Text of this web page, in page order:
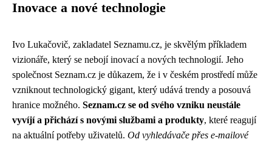
Inovace a nové technologie
Ivo Lukačovič, zakladatel Seznamu.cz, je skvělým příkladem
vizionáře, který se nebojí inovací a nových technologií. Jeho
společnost Seznam.cz je důkazem, že i v českém prostředí může
vzniknout technologický gigant, který udává trendy a posouvá
hranice možného. Seznam.cz se od svého vzniku neustále
vyvíjí a přichází s novými službami a produkty, které reagují
na aktuální potřeby uživatelů. Od vyhledávače přes e-mailové